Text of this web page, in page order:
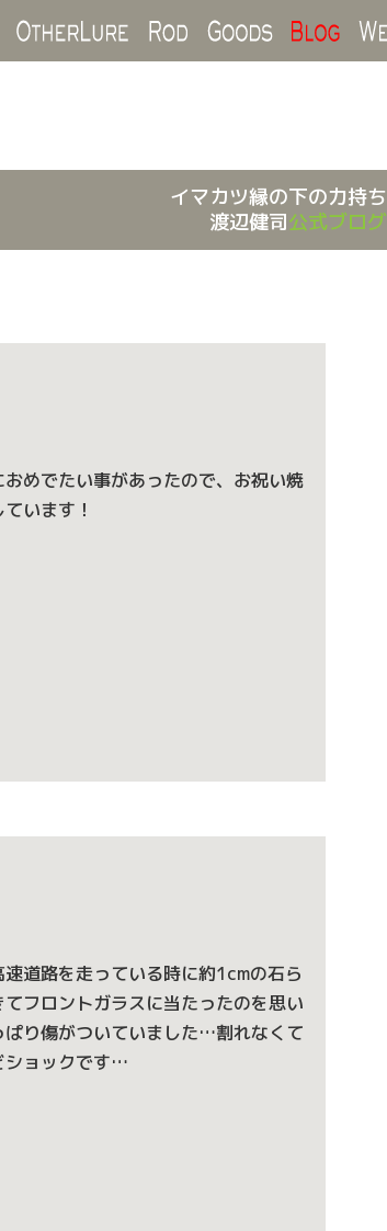
Soft Lure Other Lure
Rod Goods Blog
イマカツ縁の下の力持ち
渡辺健司公式ブログ
めでたい事があったので、お祝い焼
います！
道路を走っている時に約1cmの石ら
てフロントガラスに当たったのを思い
ぱり傷がついていました…割れなくて
ショックです…